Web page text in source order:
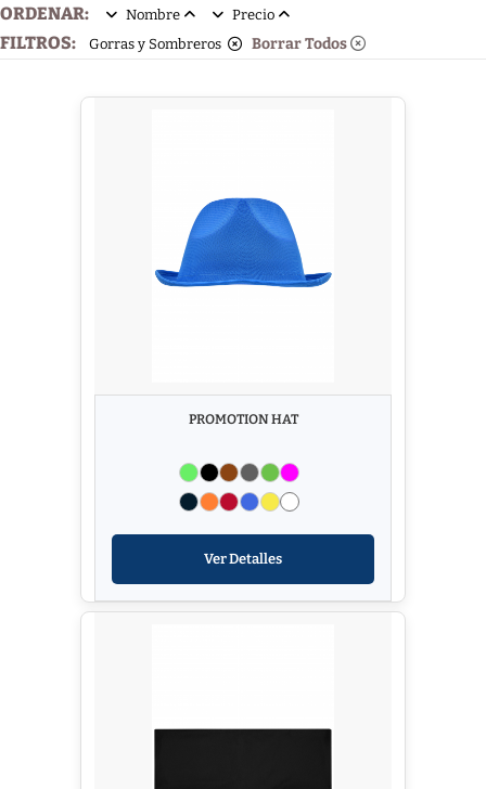
ORDENAR: Nombre Precio
FILTROS: Gorras y Sombreros Borrar Todos
PROMOTION HAT
Ver Detalles